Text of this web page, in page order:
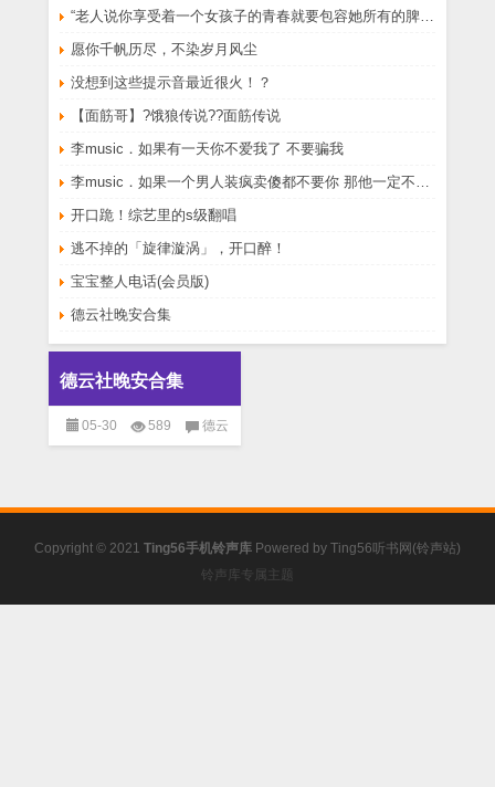
“老人说你享受着一个女孩子的青春就要包容她所有的脾气享受一个男孩子的温柔就要为了她拒绝所有的暧昧”
愿你千帆历尽，不染岁月风尘
没想到这些提示音最近很火！？
【面筋哥】?饿狼传说??面筋传说
李music．如果有一天你不爱我了 不要骗我
李music．如果一个男人装疯卖傻都不要你 那他一定不爱你
开口跪！综艺里的s级翻唱
逃不掉的「旋律漩涡」，开口醉！
宝宝整人电话(会员版)
德云社晚安合集
德云社晚安合集
05-30 589 德云
Copyright © 2021 Ting56手机铃声库 Powered by Ting56听书网(铃声站)
铃声库专属主题